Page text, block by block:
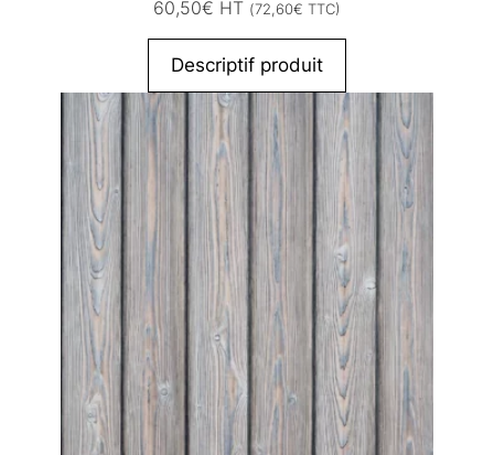
60,50€ HT (72,60€ TTC)
Descriptif produit